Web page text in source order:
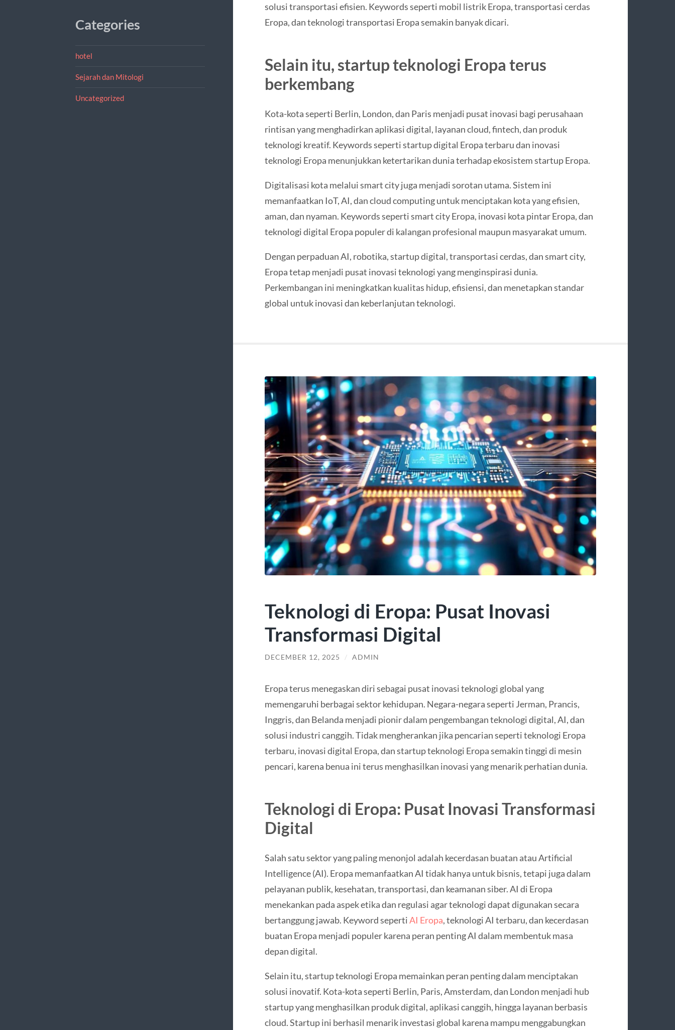
Categories
hotel
Sejarah dan Mitologi
Uncategorized
solusi transportasi efisien. Keywords seperti mobil listrik Eropa, transportasi cerdas
Eropa, dan teknologi transportasi Eropa semakin banyak dicari.
Selain itu, startup teknologi Eropa terus
berkembang
Kota-kota seperti Berlin, London, dan Paris menjadi pusat inovasi bagi perusahaan
rintisan yang menghadirkan aplikasi digital, layanan cloud, fintech, dan produk
teknologi kreatif. Keywords seperti startup digital Eropa terbaru dan inovasi
teknologi Eropa menunjukkan ketertarikan dunia terhadap ekosistem startup Eropa.
Digitalisasi kota melalui smart city juga menjadi sorotan utama. Sistem ini
memanfaatkan IoT, AI, dan cloud computing untuk menciptakan kota yang efisien,
aman, dan nyaman. Keywords seperti smart city Eropa, inovasi kota pintar Eropa, dan
teknologi digital Eropa populer di kalangan profesional maupun masyarakat umum.
Dengan perpaduan AI, robotika, startup digital, transportasi cerdas, dan smart city,
Eropa tetap menjadi pusat inovasi teknologi yang menginspirasi dunia.
Perkembangan ini meningkatkan kualitas hidup, efisiensi, dan menetapkan standar
global untuk inovasi dan keberlanjutan teknologi.
Teknologi di Eropa: Pusat Inovasi
Transformasi Digital
DECEMBER 12, 2025 / ADMIN
Eropa terus menegaskan diri sebagai pusat inovasi teknologi global yang
memengaruhi berbagai sektor kehidupan. Negara-negara seperti Jerman, Prancis,
Inggris, dan Belanda menjadi pionir dalam pengembangan teknologi digital, AI, dan
solusi industri canggih. Tidak mengherankan jika pencarian seperti teknologi Eropa
terbaru, inovasi digital Eropa, dan startup teknologi Eropa semakin tinggi di mesin
pencari, karena benua ini terus menghasilkan inovasi yang menarik perhatian dunia.
Teknologi di Eropa: Pusat Inovasi Transformasi
Digital
Salah satu sektor yang paling menonjol adalah kecerdasan buatan atau Artificial
Intelligence (AI). Eropa memanfaatkan AI tidak hanya untuk bisnis, tetapi juga dalam
pelayanan publik, kesehatan, transportasi, dan keamanan siber. AI di Eropa
menekankan pada aspek etika dan regulasi agar teknologi dapat digunakan secara
bertanggung jawab. Keyword sepertiAI Eropa, teknologi AI terbaru, dan kecerdasan
buatan Eropa menjadi populer karena peran penting AI dalam membentuk masa
depan digital.
Selain itu, startup teknologi Eropa memainkan peran penting dalam menciptakan
solusi inovatif. Kota-kota seperti Berlin, Paris, Amsterdam, dan London menjadi hub
startup yang menghasilkan produk digital, aplikasi canggih, hingga layanan berbasis
cloud. Startup ini berhasil menarik investasi global karena mampu menggabungkan